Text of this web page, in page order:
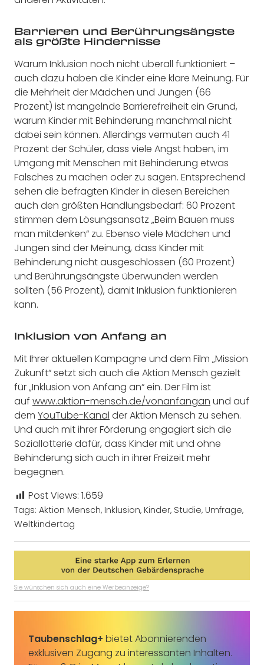
Barrieren und Berührungsängste
als größte Hindernisse
Warum Inklusion noch nicht überall funktioniert –
auch dazu haben die Kinder eine klare Meinung. Für
die Mehrheit der Mädchen und Jungen (66
Prozent) ist mangelnde Barrierefreiheit ein Grund,
warum Kinder mit Behinderung manchmal nicht
dabei sein können. Allerdings vermuten auch 41
Prozent der Schüler, dass viele Angst haben, im
Umgang mit Menschen mit Behinderung etwas
Falsches zu machen oder zu sagen. Entsprechend
sehen die befragten Kinder in diesen Bereichen
auch den größten Handlungsbedarf: 60 Prozent
stimmen dem Lösungsansatz „Beim Bauen muss
man mitdenken“ zu. Ebenso viele Mädchen und
Jungen sind der Meinung, dass Kinder mit
Behinderung nicht ausgeschlossen (60 Prozent)
und Berührungsängste überwunden werden
sollten (56 Prozent), damit Inklusion funktionieren
kann.
Inklusion von Anfang an
Mit Ihrer aktuellen Kampagne und dem Film „Mission
Zukunft“ setzt sich auch die Aktion Mensch gezielt
für „Inklusion von Anfang an“ ein. Der Film ist
auf www.aktion-mensch.de/vonanfangan und auf
dem YouTube-Kanal der Aktion Mensch zu sehen.
Und auch mit ihrer Förderung engagiert sich die
Soziallotterie dafür, dass Kinder mit und ohne
Behinderung sich auch in ihrer Freizeit mehr
begegnen.
Post Views: 1.659
Tags: Aktion Mensch, Inklusion, Kinder, Studie, Umfrage,
Weltkindertag
Sie wünschen sich auch eine Werbeanzeige?
Taubenschlag+ bietet Abonnierenden
exklusiven Zugang zu interessanten Inhalten.